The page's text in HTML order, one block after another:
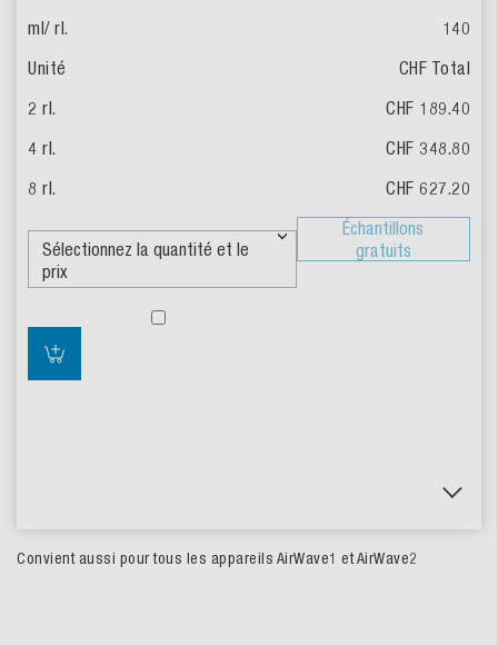
140
CHF Total
CHF 189.40
CHF 348.80
CHF 627.20
Échantillons
gratuits
Convient aussi pour tous les appareils AirWave1 et AirWave2